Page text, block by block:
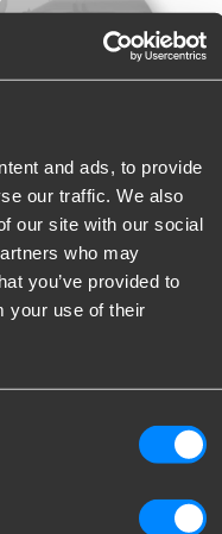
and ads, to provide
our traffic. We also
our site with our social
who may
you’ve provided to
your use of their
usynlig.
design og bevarer
kompakte
perfekt hånd i hånd –